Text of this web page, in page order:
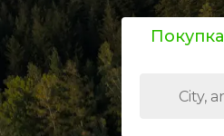
Покупка